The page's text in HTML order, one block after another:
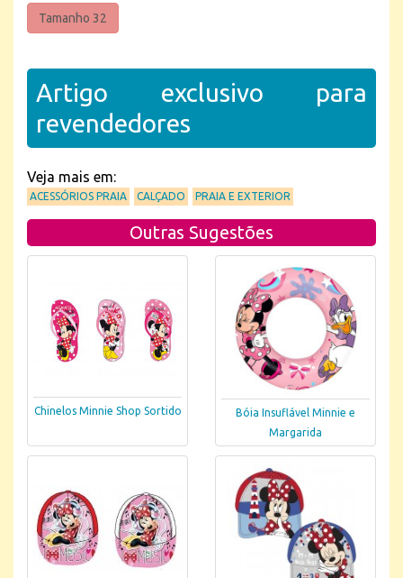
Tamanho 32
Artigo exclusivo para
revendedores
Veja mais em:
ACESSÓRIOS PRAIA CALÇADO PRAIA E EXTERIOR
Outras Sugestões
Chinelos Minnie Shop Sortido
Bóia Insuflável Minnie e
Margarida